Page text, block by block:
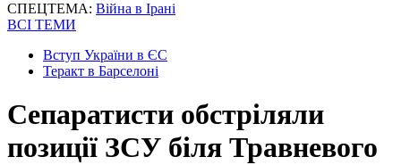
СПЕЦТЕМА: Війна в Ірані
ВСІ ТЕМИ
Вступ України в ЄС
Теракт в Барселоні
Сепаратисти обстріляли
позиції ЗСУ біля Травневого